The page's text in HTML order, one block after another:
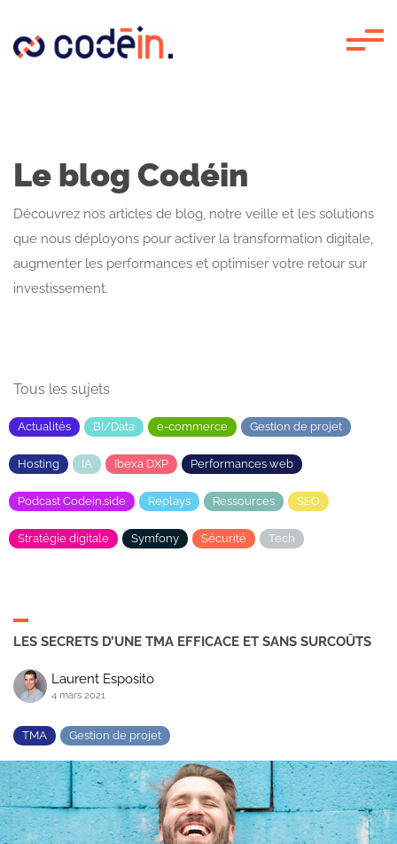
Le blog Codéin
Découvrez nos articles de blog, notre veille et les solutions
que nous déployons pour activer la transformation digitale,
augmenter les performances et optimiser votre retour sur
investissement.
Tous les sujets
Actualités BI/Data e-commerce Gestion de projet
Hosting IA Ibexa DXP Performances web
Podcast Codein.side Replays Ressources SEO
Stratégie digitale Symfony Sécurité Tech
LES SECRETS D’UNE TMA EFFICACE ET SANS SURCOÛTS
Laurent Esposito
4 mars 2021
TMA Gestion de projet